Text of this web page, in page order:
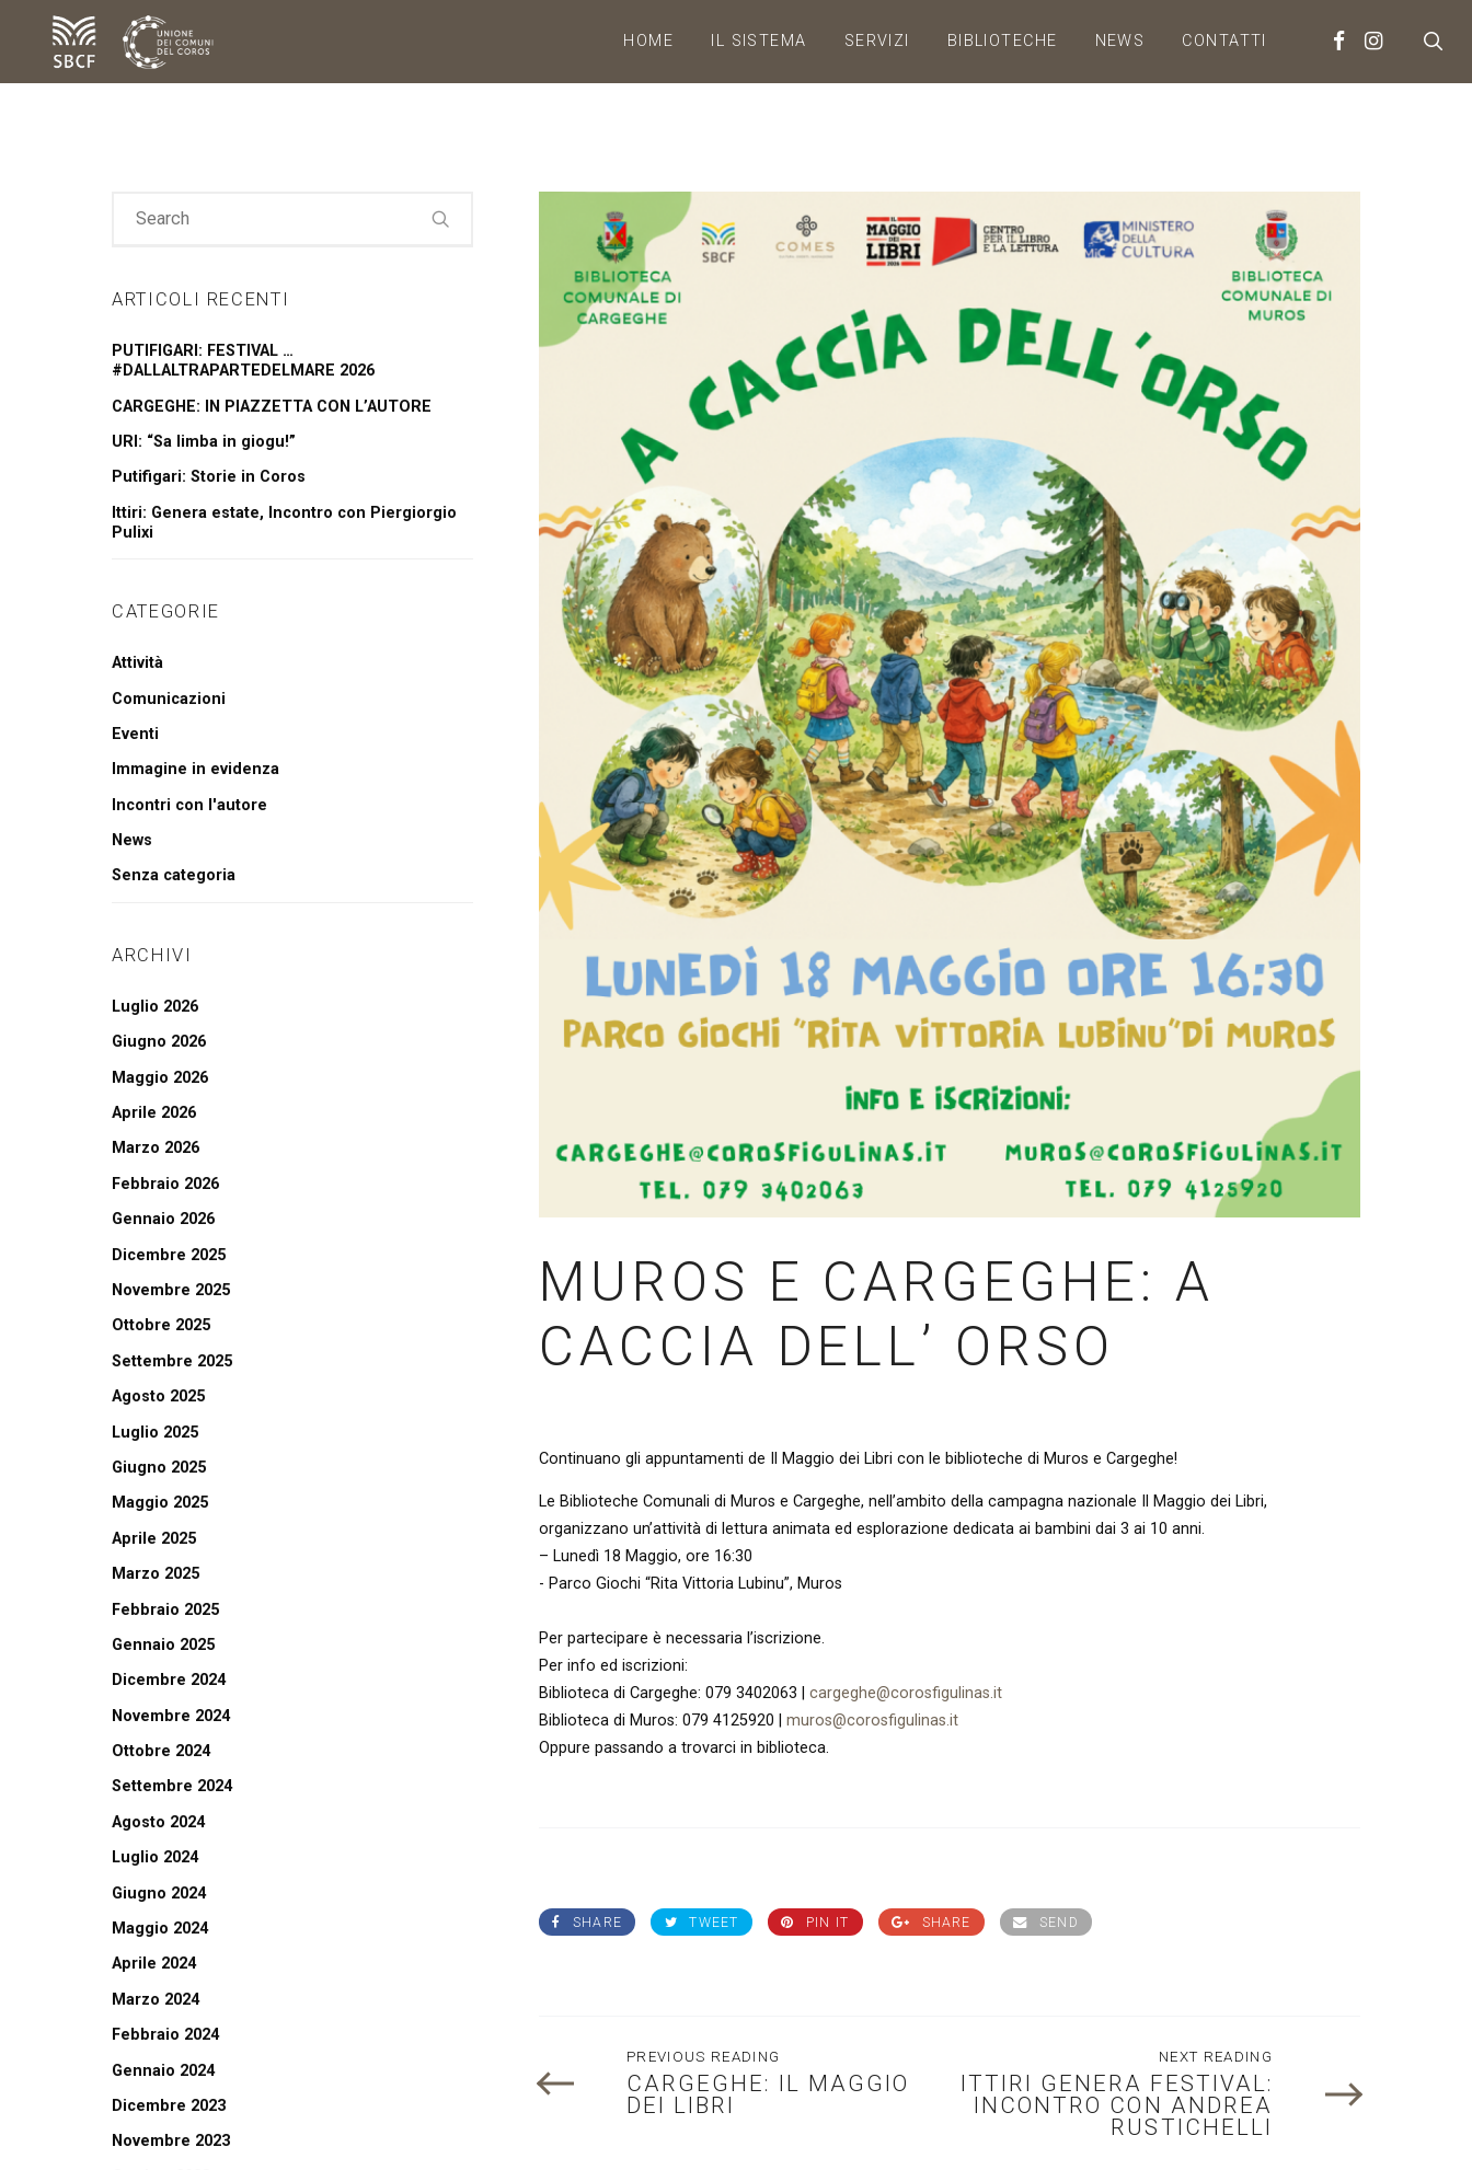
HOME IL SISTEMA SERVIZI BIBLIOTECHE NEWS CONTATTI
MUROS E CARGEGHE: A
CACCIA DELL’ ORSO
Continuano gli appuntamenti de Il Maggio dei Libri con le biblioteche di Muros e Cargeghe!
​Le Biblioteche Comunali di Muros e Cargeghe, nell’ambito della campagna nazionale Il Maggio dei Libri,
organizzano un’attività di lettura animata ed esplorazione dedicata ai bambini dai 3 ai 10 anni.
– Lunedì 18 Maggio, ore 16:30
​- Parco Giochi “Rita Vittoria Lubinu”, Muros
Per partecipare è necessaria l’iscrizione.
Per info ed iscrizioni:
​Biblioteca di Cargeghe: 079 3402063 | cargeghe@corosfigulinas.it
​Biblioteca di Muros: 079 4125920 | muros@corosfigulinas.it
Oppure passando a trovarci in biblioteca.
SHARE TWEET PIN IT SHARE SEND
PREVIOUS READING
CARGEGHE: IL MAGGIO
DEI LIBRI
NEXT READING
ITTIRI GENERA FESTIVAL:
INCONTRO CON ANDREA
RUSTICHELLI
ARTICOLI RECENTI
PUTIFIGARI: FESTIVAL …
#DALLALTRAPARTEDELMARE 2026
CARGEGHE: IN PIAZZETTA CON L’AUTORE
URI: “Sa limba in giogu!”
Putifigari: Storie in Coros
Ittiri: Genera estate, Incontro con Piergiorgio
Pulixi
CATEGORIE
Attività
Comunicazioni
Eventi
Immagine in evidenza
Incontri con l'autore
News
Senza categoria
ARCHIVI
Luglio 2026
Giugno 2026
Maggio 2026
Aprile 2026
Marzo 2026
Febbraio 2026
Gennaio 2026
Dicembre 2025
Novembre 2025
Ottobre 2025
Settembre 2025
Agosto 2025
Luglio 2025
Giugno 2025
Maggio 2025
Aprile 2025
Marzo 2025
Febbraio 2025
Gennaio 2025
Dicembre 2024
Novembre 2024
Ottobre 2024
Settembre 2024
Agosto 2024
Luglio 2024
Giugno 2024
Maggio 2024
Aprile 2024
Marzo 2024
Febbraio 2024
Gennaio 2024
Dicembre 2023
Novembre 2023